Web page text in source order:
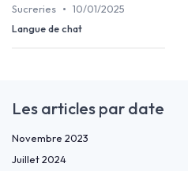
Sucreries • 10/01/2025
Langue de chat
Les articles par date
Novembre 2023
Juillet 2024